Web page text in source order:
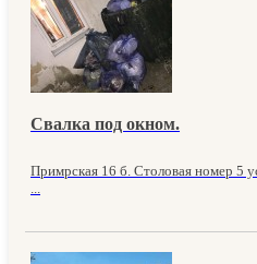
Свалка под окном.
Примрская 16 б. Столовая номер 5